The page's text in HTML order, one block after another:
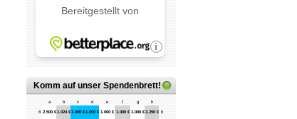
Komm auf unser Spendenbrett!
a b c d e f g h
8 2.500 € 1.024 € 1.000 € 1.000 € 1.000 € 1.000 € 1.000 € 3.250 € 8